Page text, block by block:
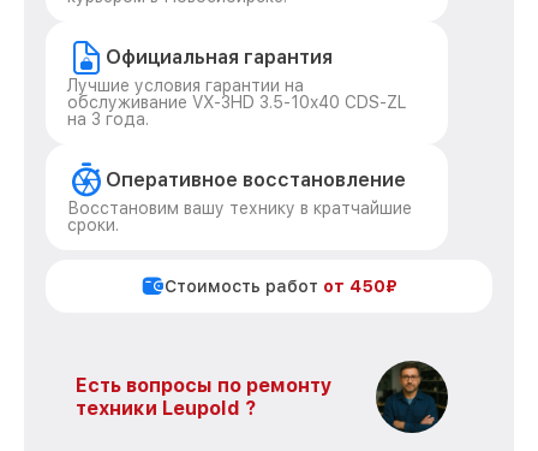
Официальная гарантия
Лучшие условия гарантии на
обслуживание VX-3HD 3.5-10x40 CDS-ZL
на 3 года.
Оперативное восстановление
Восстановим вашу технику в кратчайшие
сроки.
Стоимость работ от 450₽
Есть вопросы по ремонту
техники Leupold ?